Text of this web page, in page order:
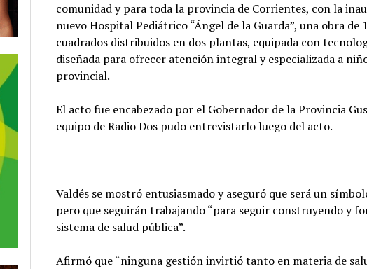
comunidad y para toda la provincia de Corrientes, con la
nuevo Hospital Pediátrico “Ángel de la Guarda”, una obra de
cuadrados distribuidos en dos plantas, equipada con
diseñada para ofrecer atención integral y especializada a
provincial.
El acto fue encabezado por el Gobernador de la Provincia
equipo de Radio Dos pudo entrevistarlo luego del acto.
Valdés se mostró entusiasmado y aseguró que será un
pero que seguirán trabajando “para seguir construyendo y
sistema de salud pública”.
Afirmó que “ninguna gestión invirtió tanto en materia de